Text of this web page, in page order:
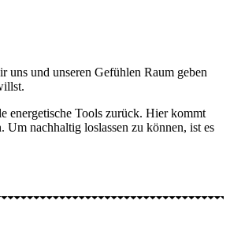
uns und unseren Gefühlen Raum geben
energetische Tools zurück. Hier kommt
nachhaltig loslassen zu können, ist es